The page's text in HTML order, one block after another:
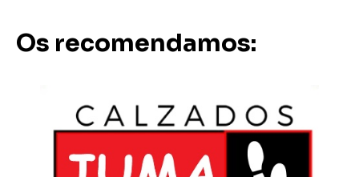
Os recomendamos: